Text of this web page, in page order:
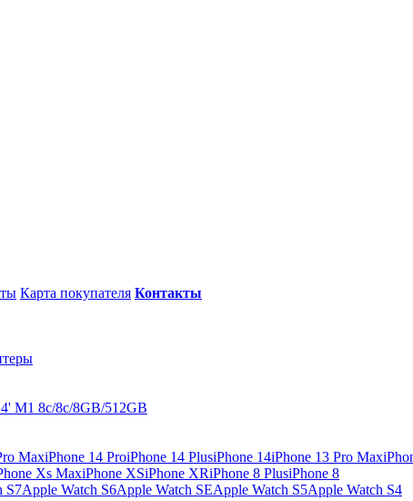
Карта покупателя Контакты
M1 8c/8c/8GB/512GB
MaxiPhone 14 ProiPhone 14 PlusiPhone 14iPhone 13 Pro Max
Xs MaxiPhone XSiPhone XRiPhone 8 PlusiPhone 8
S7Apple Watch S6Apple Watch SEApple Watch S5Apple Watch S4